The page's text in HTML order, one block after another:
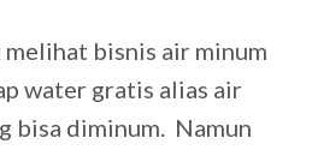
melihat bisnis air minum
water gratis alias air
bisa diminum. Namun